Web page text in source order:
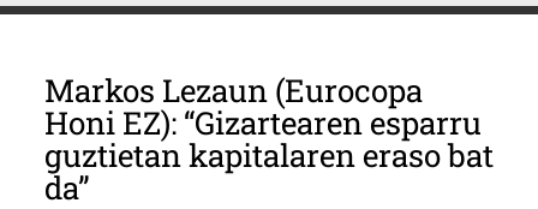
Markos Lezaun (Eurocopa
Honi EZ): “Gizartearen esparru
guztietan kapitalaren eraso bat
da”